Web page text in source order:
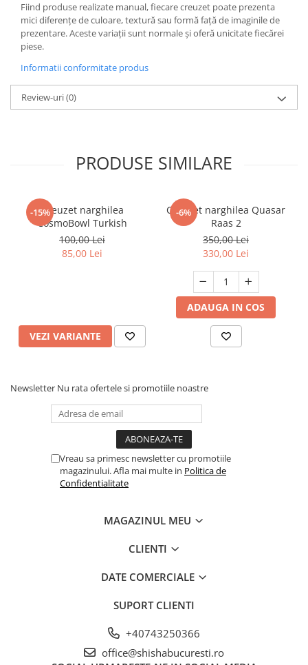
Fiind produse realizate manual, fiecare creuzet poate prezenta
mici diferențe de culoare, textură sau formă față de imaginile de
prezentare. Aceste variații sunt normale și oferă unicitate fiecărei
piese.
Informatii conformitate produs
Review-uri(0)
PRODUSE SIMILARE
-15%Creuzet narghilea
CosmoBowl Turkish
100,00 Lei
85,00 Lei
VEZI VARIANTE
-6%
Creuzet narghilea Quasar
Raas 2
350,00 Lei
330,00 Lei
ADAUGA IN COS
Newsletter Nu rata ofertele si promotiile noastre
Vreau sa primesc newsletter cu promotiile
magazinului. Afla mai multe in Politica de
Confidentialitate
MAGAZINUL MEU
CLIENTI
DATE COMERCIALE
SUPORT CLIENTI
+40743250366
office@shishabucuresti.ro